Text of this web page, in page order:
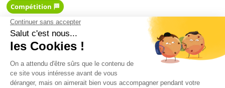
Compétition 🏁
CONTENU